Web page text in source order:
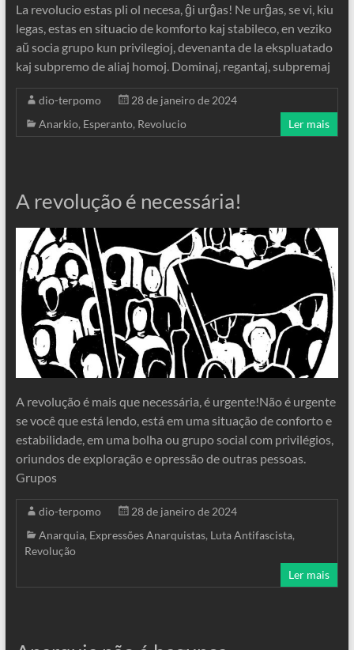
La revolucio estas pli ol necesa, ĝi urĝas! Ne urĝas, se vi, kiu
legas, estas en situacio de komforto kaj stabileco, en veziko
aŭ socia grupo kun privilegioj, devenanta de la ekspluatado
kaj subpremo de aliaj homoj. Dominaj, regantaj, subpremaj
dio-terpomo
28 de janeiro de 2024
Anarkio, Esperanto, Revolucio Ler mais
A revolução é necessária!
A revolução é mais que necessária, é urgente!Não é urgente
se você que está lendo, está em uma situação de conforto e
estabilidade, em uma bolha ou grupo social com privilégios,
oriundos de exploração e opressão de outras pessoas.
Grupos
dio-terpomo
28 de janeiro de 2024
Anarquia, Expressões Anarquistas, Luta Antifascista,
Revolução
Ler mais